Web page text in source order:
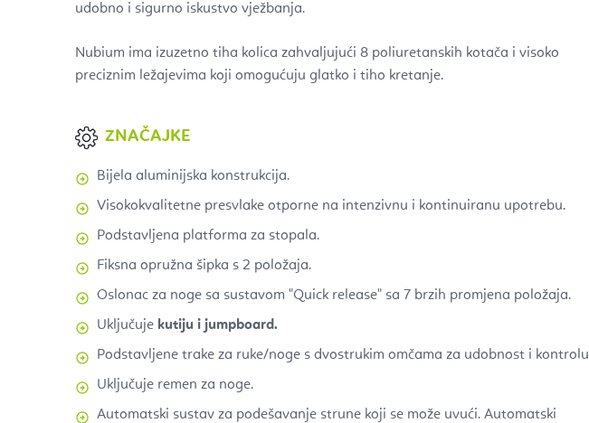
udobno i sigurno iskustvo vježbanja.
Nubium ima izuzetno tiha kolica zahvaljujući 8 poliuretanskih kotača i visoko
preciznim ležajevima koji omogućuju glatko i tiho kretanje.
ZNAČAJKE
Bijela aluminijska konstrukcija.
Visokokvalitetne presvlake otporne na intenzivnu i kontinuiranu upotrebu.
Podstavljena platforma za stopala.
Fiksna opružna šipka s 2 položaja.
Oslonac za noge sa sustavom "Quick release" sa 7 brzih promjena položaja.
Uključuje kutiju i jumpboard.
Podstavljene trake za ruke/noge s dvostrukim omčama za udobnost i kontrolu
Uključuje remen za noge.
Automatski sustav za podešavanje strune koji se može uvući. Automatski